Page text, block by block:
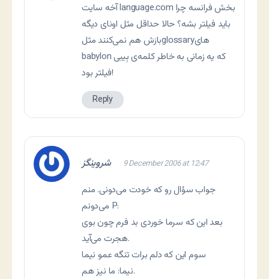
آخه سايت language.com بخش فرانسه چرا
بايد فيلتر بشه؟ حالا حداقل مثل اونای ديگه
بازش هم نمی‌کنند مثلglossaryهای
babylon که يه زمانی به خاطر کلمه‌ی بِیبی
فيلتر بود!
Reply
شروینگز 9 December 2006 at 12:47
جواب سؤال رو که خودت می‌دونی. منم
می‌دونم P:
بعد این که سرما خوردی بد فرم چون بوی
هجرت می‌آید.
سوم این که دلم برات تنگه عمو نیما
نيما: ما نيز هم.